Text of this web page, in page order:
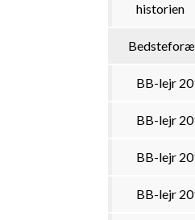
historien
BB-lejr
BB-lejr
BB-lejr
BB-lejr